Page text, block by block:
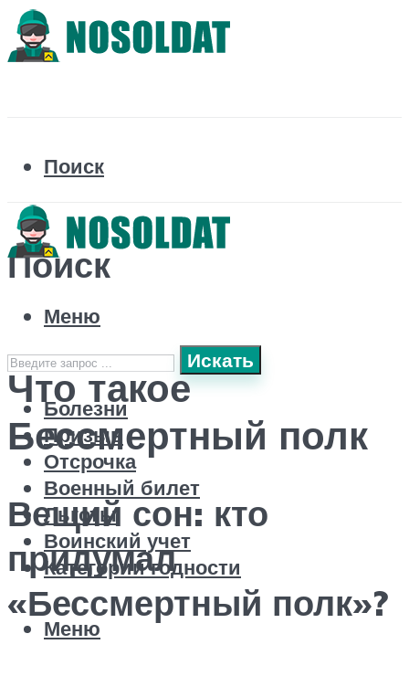
Поиск
Поиск
Искать
Болезни
Призыв
Отсрочка
Военный билет
Льготы
Воинский учет
Категории годности
Меню
Меню
Что такое
Бессмертный полк
Вещий сон: кто
придумал
«Бессмертный полк»?